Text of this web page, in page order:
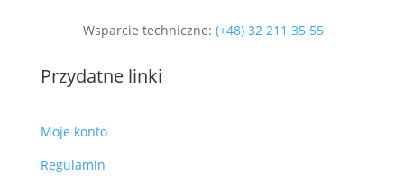
Wsparcie techniczne: (+48) 32 211 35 55
Przydatne linki
Moje konto
Regulamin